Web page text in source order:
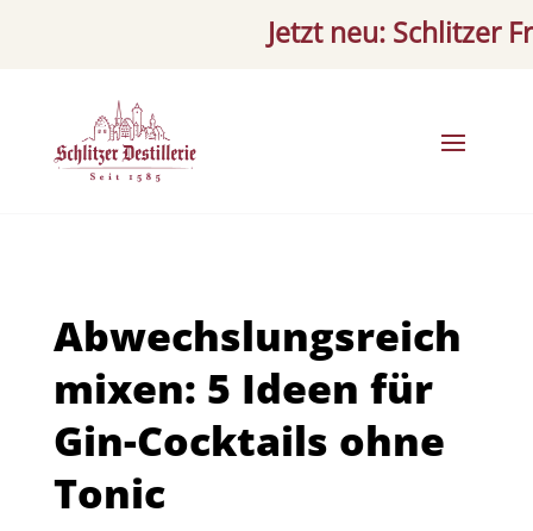
Jetzt neu: Schlitzer
Abwechslungsreich
mixen: 5 Ideen für
Gin-Cocktails ohne
Tonic